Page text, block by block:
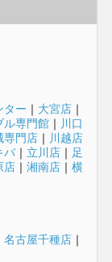
ター ｜ 大宮店｜
ル専門館｜ 川口
専門店｜ 川越店
バ｜ 立川店｜ 足
店｜ 湘南店｜ 横
名古屋千種店｜